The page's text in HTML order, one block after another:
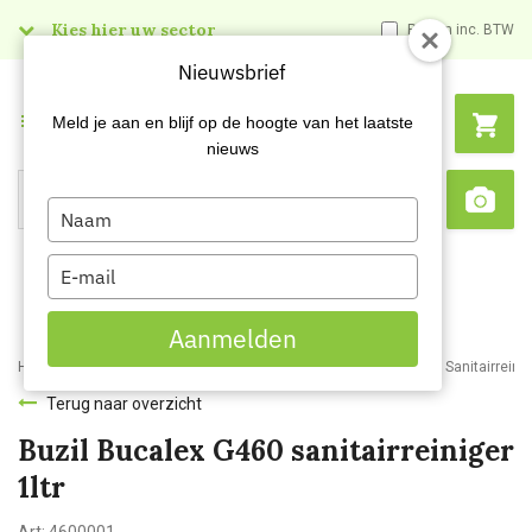
Kies hier uw sector Prijzen inc. BTW
Search
Menu
Home Webshop Schoonmaakartikelen Reinigingsmiddelen
Terug naar overzicht
Buzil Bucalex G460 sanitairreiniger
1ltr
Nieuwsbrief
Meld je aan en blijf op de hoogte van het laatste
nieuws
Type
your
name
Type
your
email
Aanmelden